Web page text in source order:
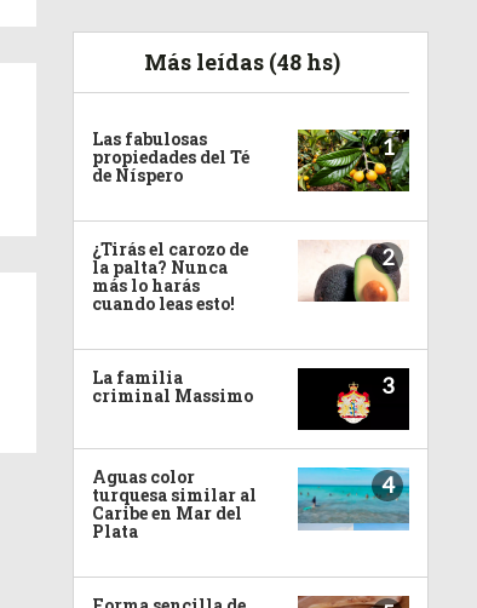
Más leídas (48 hs)
Las fabulosas
propiedades del Té
de Níspero
1
¿Tirás el carozo de
la palta? Nunca
más lo harás
cuando leas esto!
2
La familia
criminal Massimo 3
Aguas color
turquesa similar al
Caribe en Mar del
Plata
4